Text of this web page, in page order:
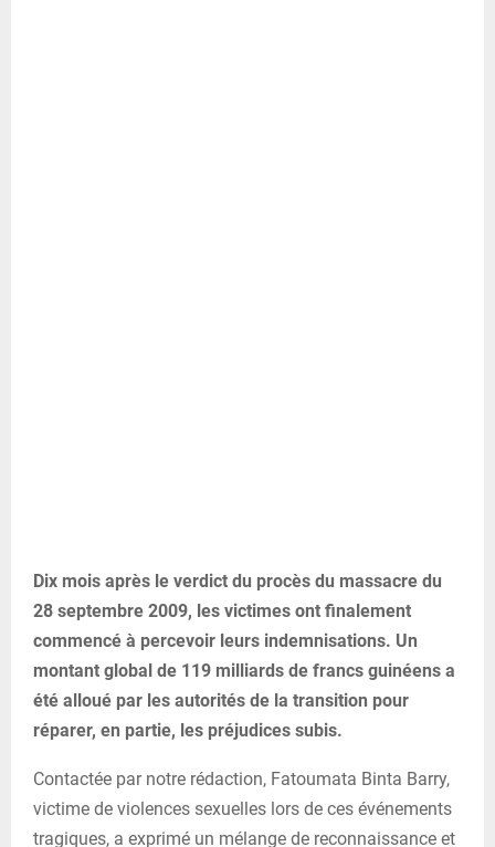
Dix mois après le verdict du procès du massacre du
28 septembre 2009, les victimes ont finalement
commencé à percevoir leurs indemnisations. Un
montant global de 119 milliards de francs guinéens a
été alloué par les autorités de la transition pour
réparer, en partie, les préjudices subis.
Contactée par notre rédaction, Fatoumata Binta Barry,
victime de violences sexuelles lors de ces événements
tragiques, a exprimé un mélange de reconnaissance et